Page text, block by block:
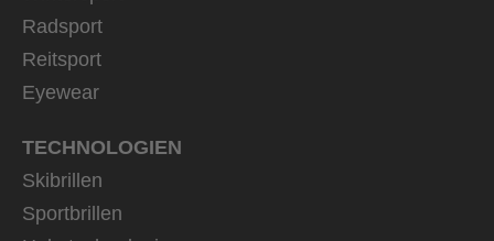
Radsport
Reitsport
Eyewear
TECHNOLOGIEN
Skibrillen
Sportbrillen